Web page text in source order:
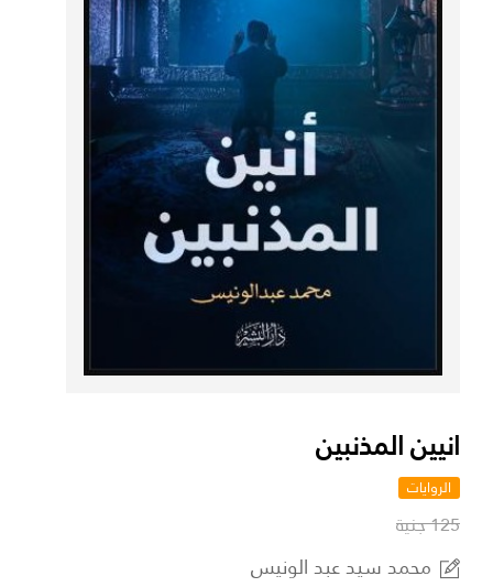
انيين المذنبين
الروايات
125 جنية
محمد سيد عبد الونيس